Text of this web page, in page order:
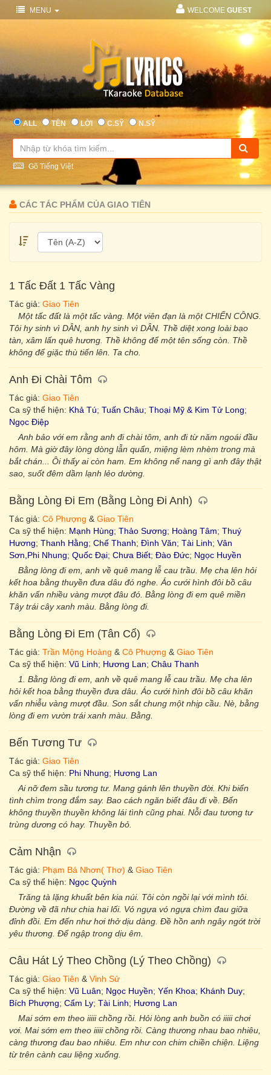
MENU WELCOME GUEST
ALL TÊN LỜI C.SỸ N.SỸ
Gõ Tiếng Việt
CÁC TÁC PHẨM CỦA GIAO TIÊN
1 Tấc Đất 1 Tấc Vàng
Tác giả: Giao Tiên
Một tấc đất là một tấc vàng. Một viên đạn là một CHIẾN CÔNG.
Tôi hy sinh vì DÂN, anh hy sinh vì DÂN. Thề diệt xong loài bạo
tàn, xâm lấn quê hương. Thề không để một tên sống còn. Thề
không để giặc thù tiến lên. Ta cho.
Anh Đi Chài Tôm
Tác giả: Giao Tiên
Ca sỹ thể hiện: Khả Tú; Tuấn Châu; Thoại Mỹ & Kim Tử Long;
Ngọc Điệp
Anh bảo với em rằng anh đi chài tôm, anh đi từ năm ngoái đầu
hôm. Mà giờ đây lòng dòng lẫn quẩn, miệng lèm nhèm trong mà
bắt chán... Ôi thấy ai còn ham. Em không nể nang gì anh đây thật
sao, suốt đêm dầm lạnh lẻo dường.
Bằng Lòng Đi Em (Bằng Lòng Đi Anh)
Tác giả: Cô Phượng & Giao Tiên
Ca sỹ thể hiện: Mạnh Hùng; Thảo Sương; Hoàng Tâm; Thuý
Hương; Thanh Hằng; Chế Thanh; Đình Văn; Tài Linh; Vân
Sơn,Phi Nhung; Quốc Đại; Chưa Biết; Đào Đức; Ngọc Huyền
Bằng lòng đi em, anh về quê mang lễ cau trầu. Mẹ cha lên hỏi
kết hoa bằng thuyền đưa dâu đó nghe. Áo cưới hình đôi bồ câu
khăn vấn nhiều vàng mượt đâu đó. Bằng lòng đi em quê miền
Tây trái cây xanh màu. Bằng lòng đi.
Bằng Lòng Đi Em (Tân Cổ)
Tác giả: Trần Mộng Hoàng & Cô Phượng & Giao Tiên
Ca sỹ thể hiện: Vũ Linh; Hương Lan; Châu Thanh
1. Bằng lòng đi em, anh về quê mang lễ cau trầu. Mẹ cha lên
hỏi kết hoa bằng thuyền đưa dâu. Áo cưới hình đôi bồ câu khăn
vấn nhiễu vàng mượt đầu. Son sắt chung một nhịp cầu. Nè, bằng
lòng đi em vườn trái xanh màu. Bằng.
Bến Tương Tư
Tác giả: Giao Tiên
Ca sỹ thể hiện: Phi Nhung; Hương Lan
Ai nỡ đem sầu tương tư. Mang gánh lên thuyền đời. Khi biển
tình chìm trong đắm say. Bao cách ngăn biết đâu đi về. Bến
không thuyền thuyền không lái tình cũng phai. Nỗi đau tương tư
trùng dương có hay. Thuyền bỏ.
Cảm Nhận
Tác giả: Phạm Bá Nhơn( Thơ) & Giao Tiên
Ca sỹ thể hiện: Ngọc Quỳnh
Trăng tà lặng khuất bên kia núi. Tôi còn ngồi lại với mình tôi.
Đường về đã như chia hai lối. Vó ngựa vó ngựa chìm đau giữa
đỉnh đồi. Em đến như hơi thở dịu dàng. Đề hồn anh ngây ngớt trời
yêu thương. Để ngập trong dịu êm.
Câu Hát Lý Theo Chồng (Lý Theo Chồng)
Tác giả: Giao Tiên & Vinh Sử
Ca sỹ thể hiện: Vũ Luân; Ngọc Huyền; Yến Khoa; Khánh Duy;
Bích Phượng; Cẩm Ly; Tài Linh; Hương Lan
Mai sớm em theo iiiii chồng rồi. Hỏi lòng anh buồn có iiiii chơi
vơi. Mai sớm em theo iiiii chồng rồi. Càng thương nhau bao nhiêu,
càng thương đau bao nhiêu. Em như con chim chiền chiện. Liệng
từ trên cành cau liệng xuống.